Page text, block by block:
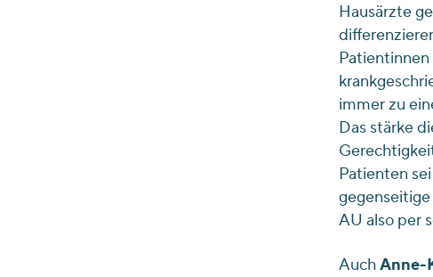
Hausärzte
immer zu
Das stärke
Patienten
AU also per
AuchAnne-